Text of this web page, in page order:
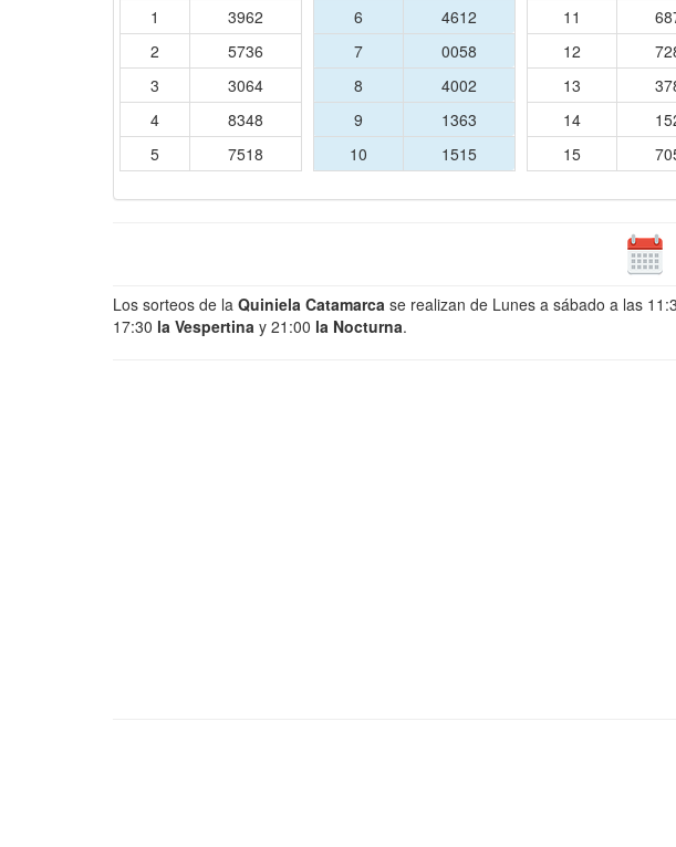
1
3962
2
5736
3
3064
4
8348
5
7518
6
4612
7
0058
8
4002
9
1363
10
1515
11
12
13
14
15
Los sorteos de la Quiniela Catamarca se realizan de Lunes a sábado a las
17:30 la Vespertina y 21:00 la Nocturna.